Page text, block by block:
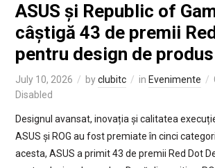
ASUS și Republic of
câștigă 43 de premii
pentru design de
July 10, 2026 byclubitc in Evenimente
Disabled
Designul avansat, inovația și calitatea
ASUS și ROG au fost premiate în cinci
acesta, ASUS a primit 43 de premii Red Dot